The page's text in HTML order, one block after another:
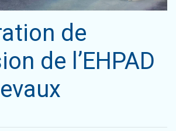
de
de l’EHPAD